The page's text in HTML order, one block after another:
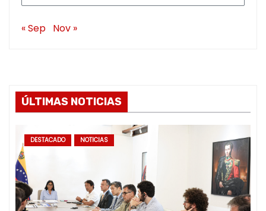
« Sep Nov »
ÚLTIMAS NOTICIAS
DESTACADO NOTICIAS